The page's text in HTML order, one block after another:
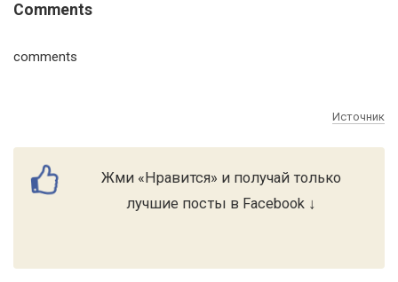
Comments
comments
Источник
Жми «Нравится» и получай только
лучшие посты в Facebook ↓